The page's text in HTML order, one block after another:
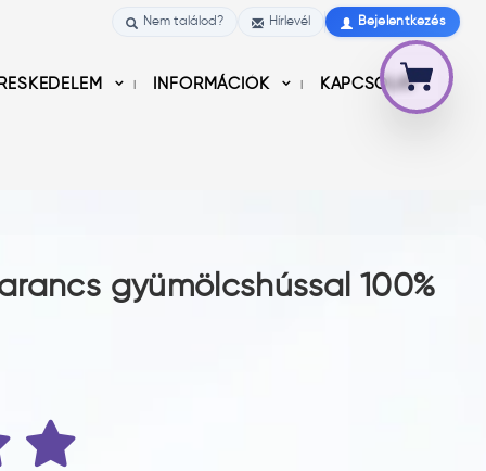
Nem találod? Hírlevél Bejelentkezés
INFORMÁCIÓK KAPCSOLAT
gyümölcshússal 100%